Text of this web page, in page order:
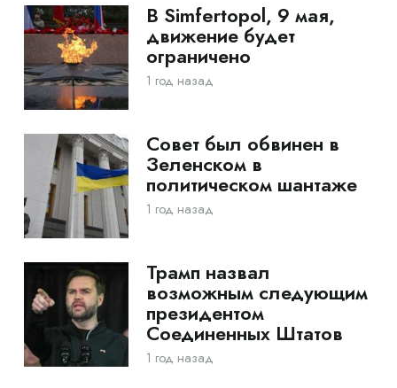
В Simfertopol, 9 мая,
движение будет
ограничено
1 год назад
Совет был обвинен в
Зеленском в
политическом шантаже
1 год назад
Трамп назвал
возможным следующим
президентом
Соединенных Штатов
1 год назад